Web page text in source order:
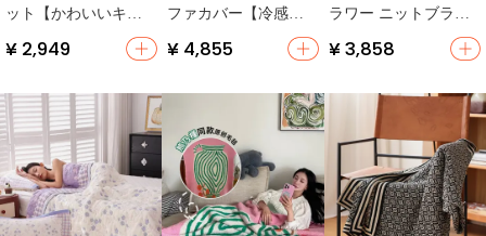
ット【かわいいキャ
ラクター・一人用・
ソファ用・お昼寝対
¥ 2,949
ファカバー【冷感・
大人用・子供用・薄
手】
¥ 4,855
ラワー ニットブラン
ケット【秋冬用・片
面フリース・オフィ
¥ 3,858